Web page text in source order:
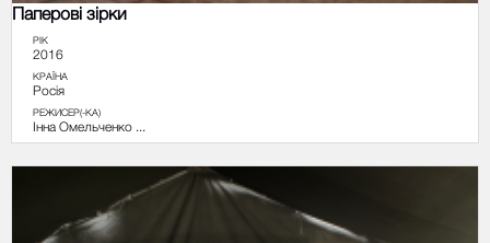
Паперові зірки
РІК
2016
КРАЇНА
Росія
РЕЖИСЕР(-КА)
Інна Омельченко ...